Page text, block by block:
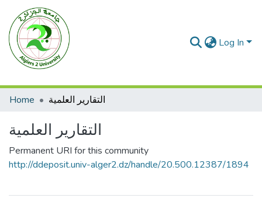
Log In
Home التقارير العلمية
التقارير العلمية
Permanent URI for this community
http://ddeposit.univ-alger2.dz/handle/20.500.12387/1894